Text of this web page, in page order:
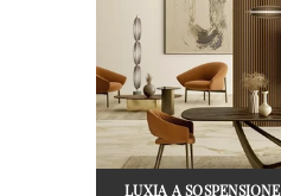
LUXIA A SOSPENSIONE